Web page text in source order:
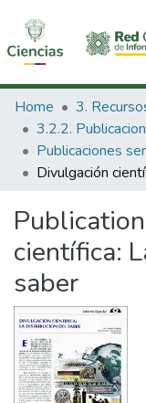
Communities &
All of DSpace
Statistics
Home
científica:
saber